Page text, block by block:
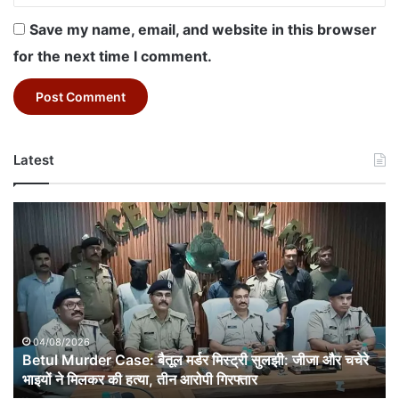
Save my name, email, and website in this browser
for the next time I comment.
Latest
Betul
Case:
बैतूल
मर्डर
मिस्ट्री
सुलझी:
जीजा
और
चचेरे
04/08/2026
Betul Murder Case: बैतूल मर्डर मिस्ट्री सुलझी: जीजा और चचेरे
भाइयों ने मिलकर की हत्या, तीन आरोपी गिरफ्तार